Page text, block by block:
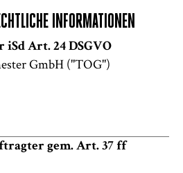
INFORMATIONEN
Art. 24 DSGVO
GmbH ("TOG")
gem. Art. 37 ff